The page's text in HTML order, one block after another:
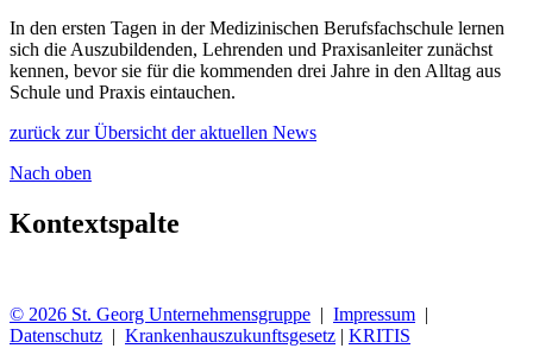
In den ersten Tagen in der Medizinischen Berufsfachschule lernen
sich die Auszubildenden, Lehrenden und Praxisanleiter zunächst
kennen, bevor sie für die kommenden drei Jahre in den Alltag aus
Schule und Praxis eintauchen.
zurück zur Übersicht der aktuellen News
Nach oben
Kontextspalte
© 2026 St. Georg Unternehmensgruppe | Impressum |
Datenschutz | Krankenhauszukunftsgesetz | KRITIS